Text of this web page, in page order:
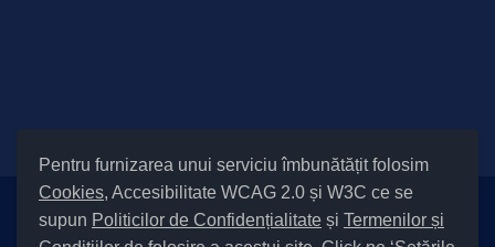
Pentru furnizarea unui serviciu îmbunătățit folosim
Cookies, Accesibilitate WCAG 2.0 și W3C ce se
supun Politicilor de Confidențialitate și Termenilor și
Setări Cookies și Accesibilitate